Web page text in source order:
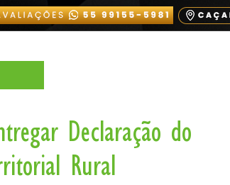
Declaração do
Rural